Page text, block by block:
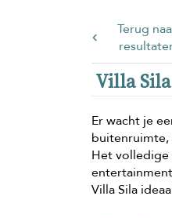
Terug
Villa
Er wacht je
buitenruimte,
Het volledige
Villa Sila